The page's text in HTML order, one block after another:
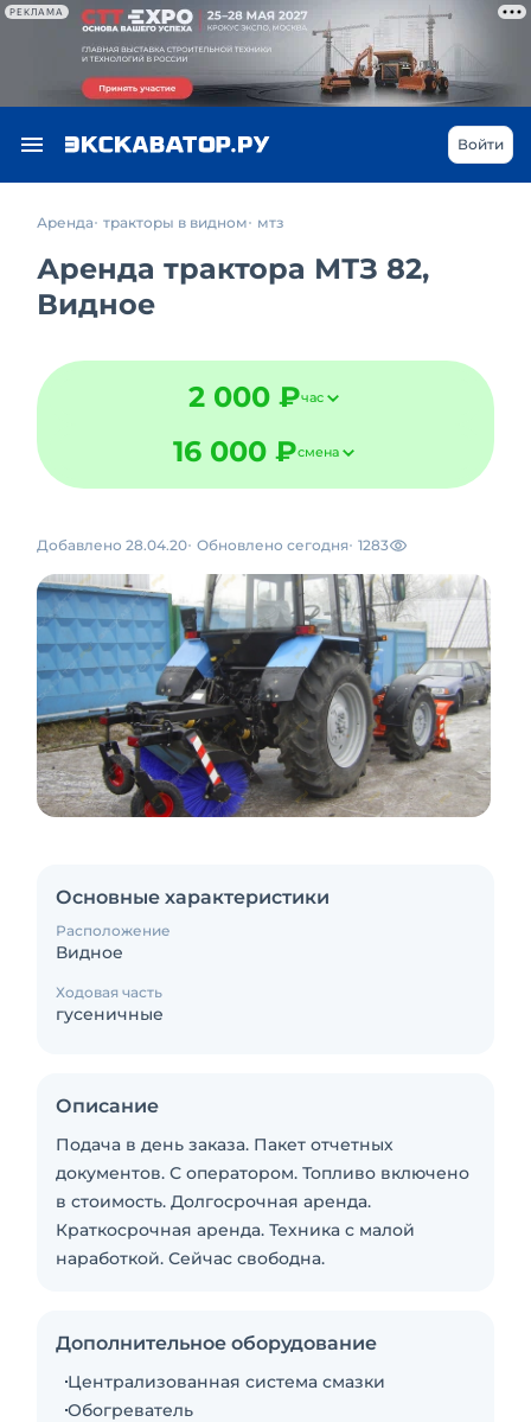
РЕКЛАМА
Войти
Аренда тракторы в видном мтз
Аренда трактора МТЗ 82,
Видное
2 000 ₽час
16 000 ₽смена
Добавлено 28.04.20 Обновлено сегодня 1283
Основные характеристики
Расположение
Видное
Ходовая часть
гусеничные
Описание
Подача в день заказа. Пакет отчетных
документов. С оператором. Топливо включено
в стоимость. Долгосрочная аренда.
Краткосрочная аренда. Техника с малой
наработкой. Сейчас свободна.
Дополнительное оборудование
Централизованная система смазки
Обогреватель